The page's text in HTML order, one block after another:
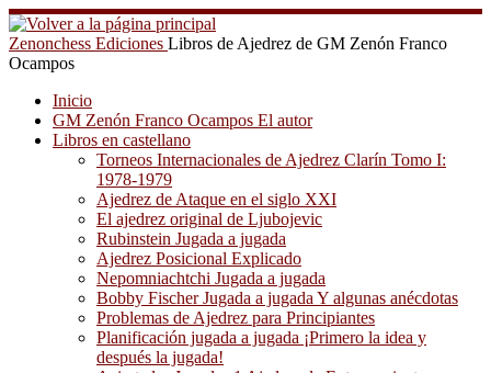
Saltar
al
contenido
Zenonchess Ediciones Libros de Ajedrez de GM Zenón Franco
Ocampos
Inicio
GM Zenón Franco Ocampos El autor
Libros en castellano
Torneos Internacionales de Ajedrez Clarín Tomo I:
1978-1979
Ajedrez de Ataque en el siglo XXI
El ajedrez original de Ljubojevic
Rubinstein Jugada a jugada
Ajedrez Posicional Explicado
Nepomniachtchi Jugada a jugada
Bobby Fischer Jugada a jugada Y algunas anécdotas
Problemas de Ajedrez para Principiantes
Planificación jugada a jugada ¡Primero la idea y
después la jugada!